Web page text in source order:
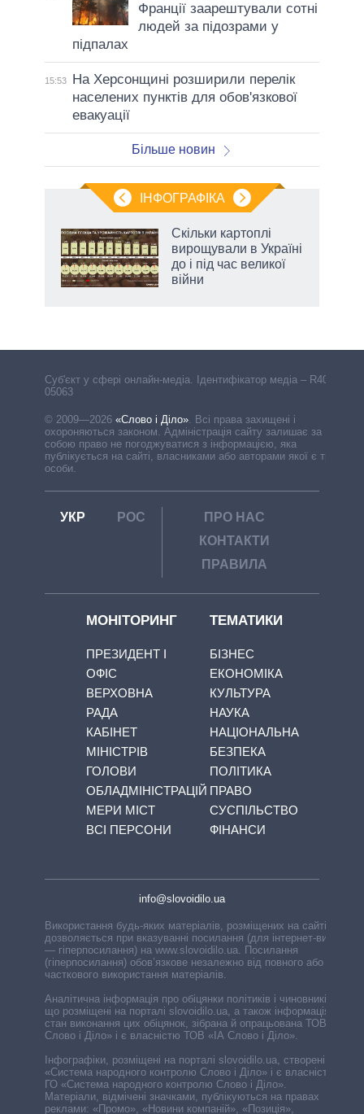
Франції заарештували сотні
людей за підозрами у
підпалах
15:53
На Херсонщині розширили перелік
населених пунктів для обов'язкової
евакуації
Більше новин
ІНФОГРАФІКА
Скільки картоплі
вирощували в Україні
до і під час великої
війни
Cуб'єкт у сфері онлайн-медіа. Ідентифікатор медіа – R40-
05063
© 2009—2026 «Слово і Діло». Всі права захищені і
охороняються законом. Адміністрація сайту залишає за
собою право не погоджуватися з інформацією, яка
публікується на сайті, власниками або авторами якої є треті
особи.
УКР РОС
ПРО НАС
КОНТАКТИ
ПРАВИЛА
МОНІТОРИНГ
ПРЕЗИДЕНТ І
ОФІС
ВЕРХОВНА
РАДА
КАБІНЕТ
МІНІСТРІВ
ГОЛОВИ
ОБЛАДМІНІСТРАЦІЙ
МЕРИ МІСТ
ВСІ ПЕРСОНИ
ТЕМАТИКИ
БІЗНЕС
ЕКОНОМІКА
КУЛЬТУРА
НАУКА
НАЦІОНАЛЬНА
БЕЗПЕКА
ПОЛІТИКА
ПРАВО
СУСПІЛЬСТВО
ФІНАНСИ
info@slovoidilo.ua
Використання будь-яких матеріалів, розміщених на сайті,
дозволяється при вказуванні посилання (для інтернет-видань
— гіперпосилання) на www.slovoidilo.ua. Посилання
(гіперпосилання) обов’язкове незалежно від повного або
часткового використання матеріалів.
Аналітична інформація про обіцянки політиків і чиновників,
що розміщені на порталі slovoidilo.ua, а також інформація про
стан виконання цих обіцянок, зібрана й опрацьована ТОВ «ІА
Слово і Діло» і є власністю ТОВ «ІА Слово і Діло».
Інфографіки, розміщені на порталі slovoidilo.ua, створені ГО
«Система народного контролю Слово і Діло» і є власністю
ГО «Система народного контролю Слово і Діло».
Матеріали, відмічені значками, публікуються на правах
реклами: «Промо», «Новини компаній», «Позиція»,